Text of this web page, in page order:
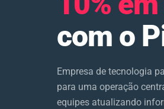
com o
Empresa de tecnologia
para uma operação
equipes atualizando